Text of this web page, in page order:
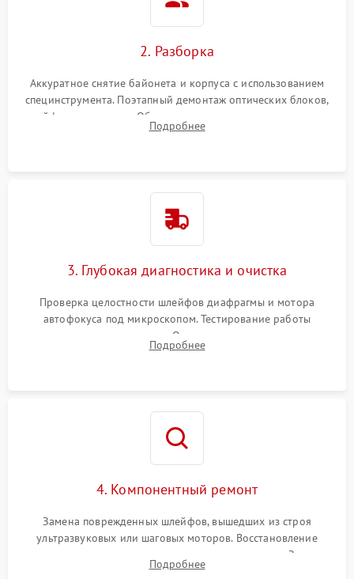
2. Разборка
Аккуратное снятие байонета и корпуса с использованием
специнструмента. Поэтапный демонтаж оптических блоков,
шлейфов и приводов. Обязательная маркировка положения
линзовых групп для сохранения заводской центровки при
Подробнее
3. Глубокая диагностика и очистка
Проверка целостности шлейфов диафрагмы и мотора
автофокуса под микроскопом. Тестирование работы
электромагнитного привода. Очистка оптических элементов
от пыли, следов влаги и грибка спецрастворами без
Подробнее
4. Компонентный ремонт
Замена поврежденных шлейфов, вышедших из строя
ультразвуковых или шаговых моторов. Восстановление
геометрии направляющих при заклинивании зума. Замена
неисправного блока диафрагмы, датчиков положения или
Подробнее